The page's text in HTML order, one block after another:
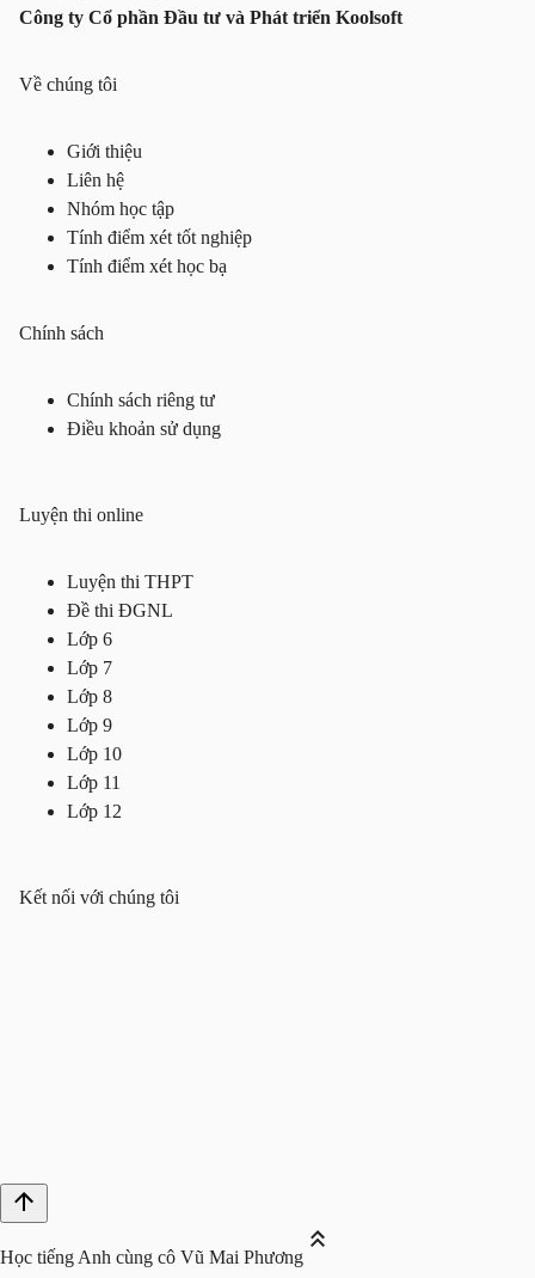
Công ty Cổ phần Đầu tư và Phát triển Koolsoft
Về chúng tôi
Giới thiệu
Liên hệ
Nhóm học tập
Tính điểm xét tốt nghiệp
Tính điểm xét học bạ
Chính sách
Chính sách riêng tư
Điều khoản sử dụng
Luyện thi online
Luyện thi THPT
Đề thi ĐGNL
Lớp 6
Lớp 7
Lớp 8
Lớp 9
Lớp 10
Lớp 11
Lớp 12
Kết nối với chúng tôi
Học tiếng Anh cùng cô Vũ Mai Phương